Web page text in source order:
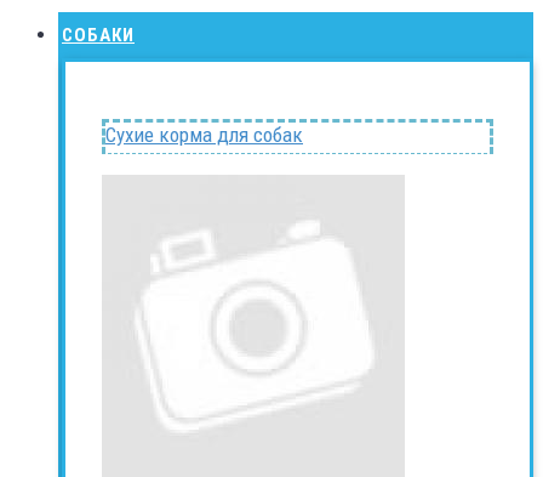
СОБАКИ
Сухие корма для собак